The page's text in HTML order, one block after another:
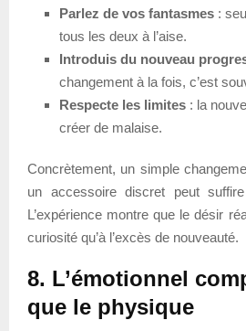
Parlez de vos fantasmes :
tous les deux à l’aise.
Introduis du nouveau
changement à la fois, c’est
Respecte les limites : la
créer de malaise.
Concrètement, un simple
un accessoire discret peut
L’expérience montre que le désir
curiosité qu’à l’excès de nouveauté.
8. L’émotionnel
que le physique